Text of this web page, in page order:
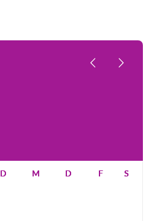
D M D F S